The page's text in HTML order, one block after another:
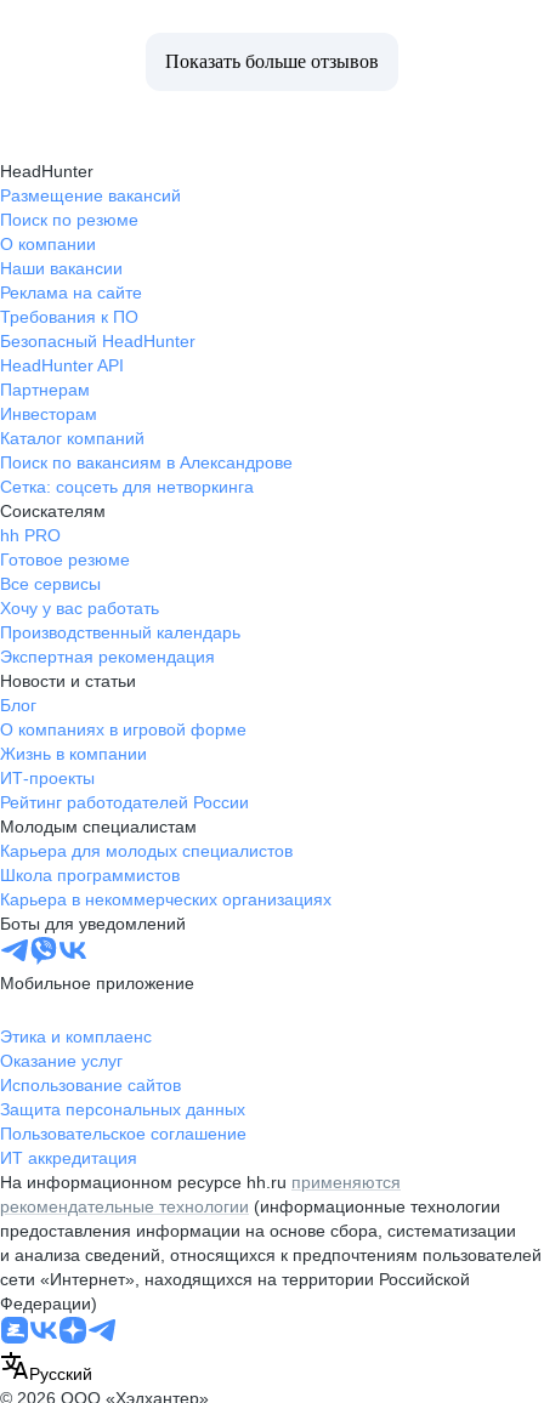
Показать больше отзывов
HeadHunter
Размещение вакансий
Поиск по резюме
О компании
Наши вакансии
Реклама на сайте
Требования к ПО
Безопасный HeadHunter
HeadHunter API
Партнерам
Инвесторам
Каталог компаний
Поиск по вакансиям в Александрове
Сетка: соцсеть для нетворкинга
Соискателям
hh PRO
Готовое резюме
Все сервисы
Хочу у вас работать
Производственный календарь
Экспертная рекомендация
Новости и статьи
Блог
О компаниях в игровой форме
Жизнь в компании
ИТ-проекты
Рейтинг работодателей России
Молодым специалистам
Карьера для молодых специалистов
Школа программистов
Карьера в некоммерческих организациях
Боты для уведомлений
Мобильное приложение
Этика и комплаенс
Оказание услуг
Использование сайтов
Защита персональных данных
Пользовательское соглашение
ИТ аккредитация
На информационном ресурсе hh.ru применяются
рекомендательные технологии (информационные технологии
предоставления информации на основе сбора, систематизации
и анализа сведений, относящихся к предпочтениям пользователей
сети «Интернет», находящихся на территории Российской
Федерации)
Русский
© 2026 ООО «Хэдхантер»